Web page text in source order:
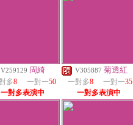
V259129 周綺
多8 一對一50
一對多表演中
V305887 菊透紅
一對多8 一對一35
一對多表演中